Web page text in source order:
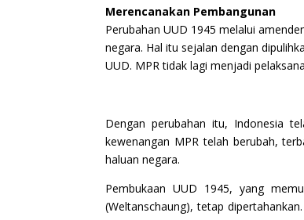
Merencanakan Pembangunan
Perubahan UUD 1945 melalui
negara. Hal itu sejalan dengan
UUD. MPR tidak lagi menjadi
Dengan perubahan itu, Indonesia
kewenangan MPR telah berubah,
haluan negara.
Pembukaan UUD 1945, yang
(Weltanschaung), tetap